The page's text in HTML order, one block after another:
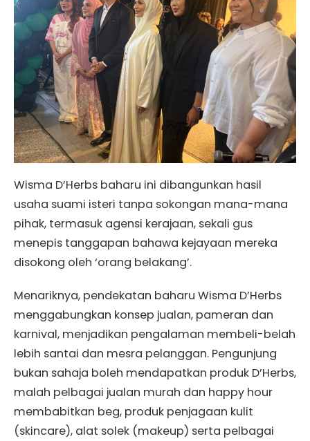
Wisma D’Herbs baharu ini dibangunkan hasil
usaha suami isteri tanpa sokongan mana-mana
pihak, termasuk agensi kerajaan, sekali gus
menepis tanggapan bahawa kejayaan mereka
disokong oleh ‘orang belakang’.
Menariknya, pendekatan baharu Wisma D’Herbs
menggabungkan konsep jualan, pameran dan
karnival, menjadikan pengalaman membeli-belah
lebih santai dan mesra pelanggan. Pengunjung
bukan sahaja boleh mendapatkan produk D’Herbs,
malah pelbagai jualan murah dan happy hour
membabitkan beg, produk penjagaan kulit
(skincare), alat solek (makeup) serta pelbagai